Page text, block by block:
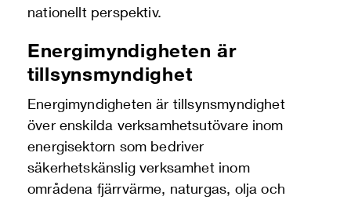
nationellt perspektiv.
Energimyndigheten är
tillsynsmyndighet
Energimyndigheten är tillsynsmyndighet
över enskilda verksamhetsutövare inom
energisektorn som bedriver
säkerhetskänslig verksamhet inom
områdena fjärrvärme, naturgas, olja och